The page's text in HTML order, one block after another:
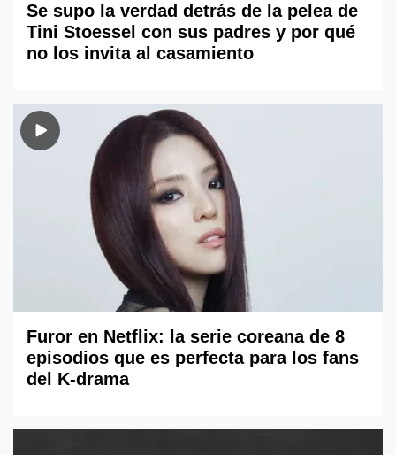
Se supo la verdad detrás de la pelea de
Tini Stoessel con sus padres y por qué
no los invita al casamiento
Furor en Netflix: la serie coreana de 8
episodios que es perfecta para los fans
del K-drama